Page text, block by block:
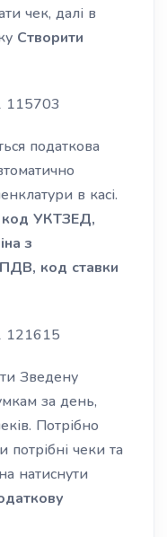
чек, далі в
Створити
податкова
в касі.
код УКТЗЕД,
з
код ставки
Зведену
за день,
. Потрібно
чеки та
натиснути